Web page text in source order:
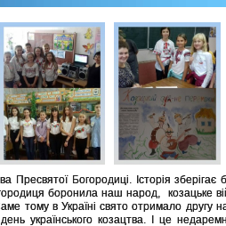
Пресвятої Богородиці. Історія зберігає
боронила наш народ, козацьке
тому в Україні свято отримало другу
українського козацтва. І це